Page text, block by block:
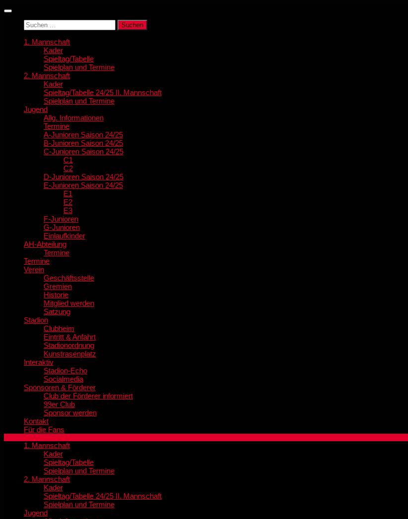
Zum
springenSuchen
nach:
1. Mannschaft
Kader
Spieltag/Tabelle
Spielplan und Termine
2. Mannschaft
Kader
Spieltag/Tabelle 24/25 II. Mannschaft
Spielplan und Termine
Jugend
Allg. Informationen
Termine
A-Junioren Saison 24/25
B-Junioren Saison 24/25
C-Junioren Saison 24/25
C1
C2
D-Junioren Saison 24/25
E-Junioren Saison 24/25
E1
E2
E3
F-Junioren
G-Junioren
Einlaufkinder
AH-Abteilung
Termine
Termine
Verein
Geschäftsstelle
Gremien
Historie
Mitglied werden
Satzung
Stadion
Clubheim
Eintritt & Anfahrt
Stadionordnung
Kunstrasenplatz
Interaktiv
Stadion-Echo
Socialmedia
Sponsoren & Förderer
Club der Förderer informiert
99er Club
Sponsor werden
Kontakt
Für die Fans
1. Mannschaft
Kader
Spieltag/Tabelle
Spielplan und Termine
2. Mannschaft
Kader
Spieltag/Tabelle 24/25 II. Mannschaft
Spielplan und Termine
Jugend